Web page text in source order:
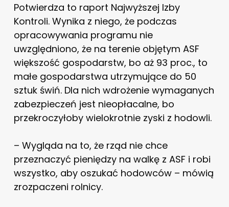
Potwierdza to raport Najwyższej Izby
Kontroli. Wynika z niego, że podczas
opracowywania programu nie
uwzględniono, że na terenie objętym ASF
większość gospodarstw, bo aż 93 proc., to
małe gospodarstwa utrzymujące do 50
sztuk świń. Dla nich wdrożenie wymaganych
zabezpieczeń jest nieopłacalne, bo
przekroczyłoby wielokrotnie zyski z hodowli.
– Wygląda na to, że rząd nie chce
przeznaczyć pieniędzy na walkę z ASF i robi
wszystko, aby oszukać hodowców – mówią
zrozpaczeni rolnicy.